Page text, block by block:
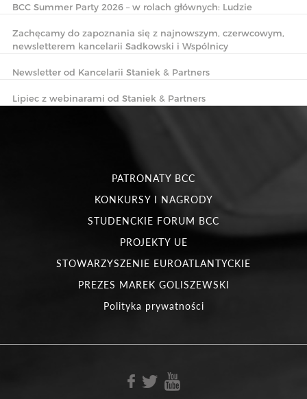
BCC Summer Party 2026 – w rolach głównych: Ludzie
Zachęcamy do zapoznania się z najnowszym, czerwcowym,
newsletterem kancelarii Sadkowski i Wspólnicy
Newsletter od Kancelarii Staniek & Partners
Lipiec z webinarami od Staniek & Partners
PATRONATY BCC
KONKURSY I NAGRODY
STUDENCKIE FORUM BCC
PROJEKTY UE
STOWARZYSZENIE EUROATLANTYCKIE
PREZES MAREK GOLISZEWSKI
Polityka prywatności